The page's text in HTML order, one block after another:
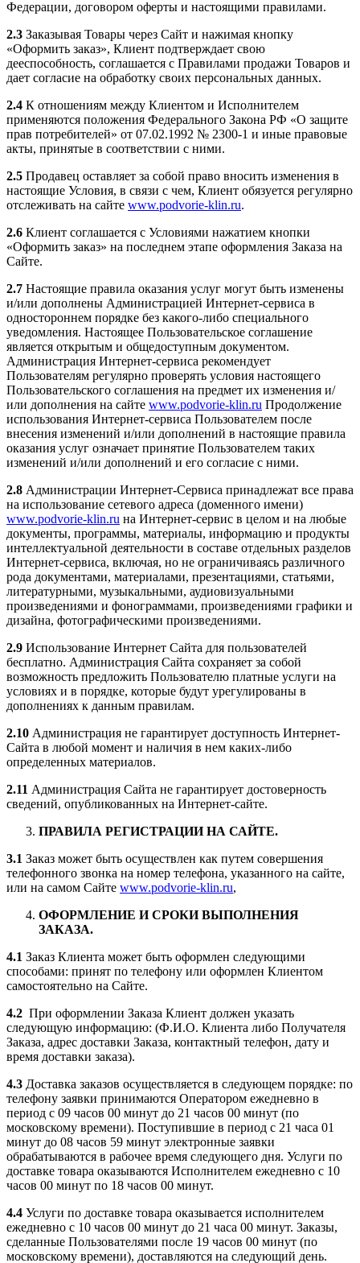
Федерации, договором оферты и настоящими правилами.
2.3 Заказывая Товары через Сайт и нажимая кнопку
«Оформить заказ», Клиент подтверждает свою
дееспособность, соглашается с Правилами продажи Товаров и
дает согласие на обработку своих персональных данных.
2.4 К отношениям между Клиентом и Исполнителем
применяются положения Федерального Закона РФ «О защите
прав потребителей» от 07.02.1992 № 2300-1 и иные правовые
акты, принятые в соответствии с ними.
2.5 Продавец оставляет за собой право вносить изменения в
настоящие Условия, в связи с чем, Клиент обязуется регулярно
отслеживать на сайте www.podvorie-klin.ru.
2.6 Клиент соглашается с Условиями нажатием кнопки
«Оформить заказ» на последнем этапе оформления Заказа на
Сайте.
2.7 Настоящие правила оказания услуг могут быть изменены
и/или дополнены Администрацией Интернет-сервиса в
одностороннем порядке без какого-либо специального
уведомления. Настоящее Пользовательское соглашение
является открытым и общедоступным документом.
Администрация Интернет-сервиса рекомендует
Пользователям регулярно проверять условия настоящего
Пользовательского соглашения на предмет их изменения и/
или дополнения на сайте www.podvorie-klin.ru Продолжение
использования Интернет-сервиса Пользователем после
внесения изменений и/или дополнений в настоящие правила
оказания услуг означает принятие Пользователем таких
изменений и/или дополнений и его согласие с ними.
2.8 Администрации Интернет-Сервиса принадлежат все права
на использование сетевого адреса (доменного имени)
www.podvorie-klin.ru на Интернет-сервис в целом и на любые
документы, программы, материалы, информацию и продукты
интеллектуальной деятельности в составе отдельных разделов
Интернет-сервиса, включая, но не ограничиваясь различного
рода документами, материалами, презентациями, статьями,
литературными, музыкальными, аудиовизуальными
произведениями и фонограммами, произведениями графики и
дизайна, фотографическими произведениями.
2.9 Использование Интернет Сайта для пользователей
бесплатно. Администрация Сайта сохраняет за собой
возможность предложить Пользователю платные услуги на
условиях и в порядке, которые будут урегулированы в
дополнениях к данным правилам.
2.10 Администрация не гарантирует доступность Интернет-
Сайта в любой момент и наличия в нем каких-либо
определенных материалов.
2.11 Администрация Сайта не гарантирует достоверность
сведений, опубликованных на Интернет-сайте.
ПРАВИЛА РЕГИСТРАЦИИ НА САЙТЕ.
3.1 Заказ может быть осуществлен как путем совершения
телефонного звонка на номер телефона, указанного на сайте,
или на самом Сайте www.podvorie-klin.ru,
ОФОРМЛЕНИЕ И СРОКИ ВЫПОЛНЕНИЯ
ЗАКАЗА.
4.1 Заказ Клиента может быть оформлен следующими
способами: принят по телефону или оформлен Клиентом
самостоятельно на Сайте.
4.2 При оформлении Заказа Клиент должен указать
следующую информацию: (Ф.И.О. Клиента либо Получателя
Заказа, адрес доставки Заказа, контактный телефон, дату и
время доставки заказа).
4.3 Доставка заказов осуществляется в следующем порядке: по
телефону заявки принимаются Оператором ежедневно в
период с 09 часов 00 минут до 21 часов 00 минут (по
московскому времени). Поступившие в период с 21 часа 01
минут до 08 часов 59 минут электронные заявки
обрабатываются в рабочее время следующего дня. Услуги по
доставке товара оказываются Исполнителем ежедневно с 10
часов 00 минут по 18 часов 00 минут.
4.4 Услуги по доставке товара оказывается исполнителем
ежедневно с 10 часов 00 минут до 21 часа 00 минут. Заказы,
сделанные Пользователями после 19 часов 00 минут (по
московскому времени), доставляются на следующий день.